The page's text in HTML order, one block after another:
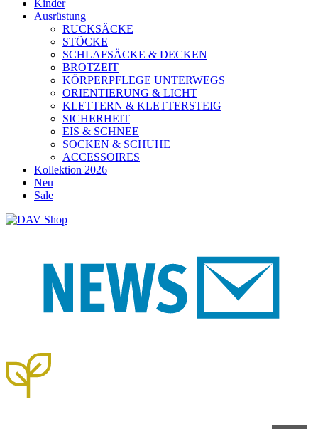
Kinder
Ausrüstung
RUCKSÄCKE
STÖCKE
SCHLAFSÄCKE & DECKEN
BROTZEIT
KÖRPERPFLEGE UNTERWEGS
ORIENTIERUNG & LICHT
KLETTERN & KLETTERSTEIG
SICHERHEIT
EIS & SCHNEE
SOCKEN & SCHUHE
ACCESSOIRES
Kollektion 2026
Neu
Sale